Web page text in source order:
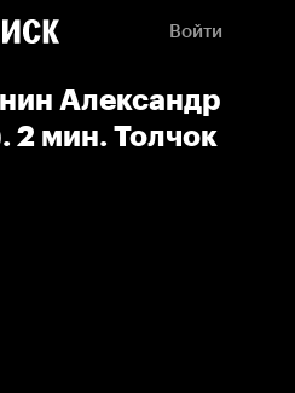
Войти
Александр
2 мин. Толчок